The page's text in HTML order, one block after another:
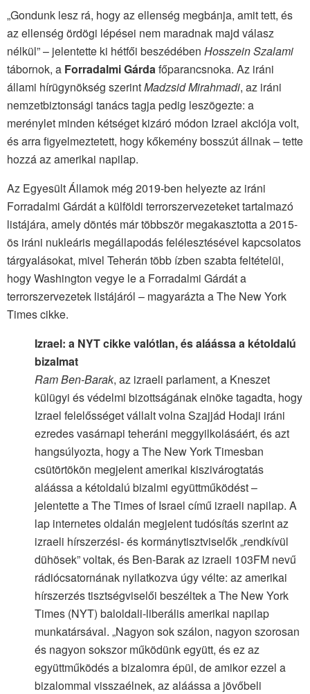
„Gondunk lesz rá, hogy az ellenség megbánja, amit tett, és
az ellenség ördögi lépései nem maradnak majd válasz
nélkül” – jelentette ki hétfői beszédében Hosszein Szalami
tábornok, a Forradalmi Gárdafőparancsnoka. Az iráni
állami hírügynökség szerintMadzsid Mirahmadi, az iráni
nemzetbiztonsági tanács tagja pedig leszögezte: a
merénylet minden kétséget kizáró módon Izrael akciója volt,
és arra figyelmeztetett, hogy kőkemény bosszút állnak – tette
hozzá az amerikai napilap.
Az Egyesült Államok még 2019-ben helyezte az iráni
Forradalmi Gárdát a külföldi terrorszervezeteket tartalmazó
listájára, amely döntés már többször megakasztotta a 2015-
ös iráni nukleáris megállapodás felélesztésével kapcsolatos
tárgyalásokat, mivel Teherán több ízben szabta feltételül,
hogy Washington vegye le a Forradalmi Gárdát a
terrorszervezetek listájáról – magyarázta a The New York
Times cikke.
Izrael: a NYT cikke valótlan, és aláássa a kétoldalú
bizalmat
Ram Ben-Barak, az izraeli parlament, a Kneszet
külügyi és védelmi bizottságának elnöke tagadta, hogy
Izrael felelősséget vállalt volna Szajjád Hodaji iráni
ezredes vasárnapi teheráni meggyilkolásáért, és azt
hangsúlyozta, hogy a The New York Timesban
csütörtökön megjelent amerikai kiszivárogtatás
aláássa a kétoldalú bizalmi együttműködést –
jelentette a The Times of Israel című izraeli napilap. A
lap internetes oldalán megjelent tudósítás szerint az
izraeli hírszerzési- és kormánytisztviselők „rendkívül
dühösek” voltak, és Ben-Barak az izraeli 103FM nevű
rádiócsatornának nyilatkozva úgy vélte: az amerikai
hírszerzés tisztségviselői beszéltek a The New York
Times (NYT) baloldali-liberális amerikai napilap
munkatársával. „Nagyon sok szálon, nagyon szorosan
és nagyon sokszor működünk együtt, és ez az
együttműködés a bizalomra épül, de amikor ezzel a
bizalommal visszaélnek, az aláássa a jövőbeli